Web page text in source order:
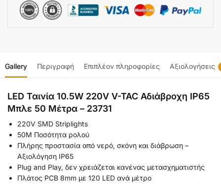
Gallery Περιγραφή Επιπλέον πληροφορίες Αξιολογήσεις
LED Ταινία 10.5W 220V V-TAC Αδιάβροχη IP65
Μπλε 50 Μέτρα – 23731
220V SMD Striplights
50M Ποσότητα ρολού
Πλήρης προστασία από νερό, σκόνη και διάβρωση –
Αξιολόγηση IP65
Plug and Play, δεν χρειάζεται κανένας μετασχηματιστής
Πλάτος PCB 8mm με 120 LED ανά μέτρο